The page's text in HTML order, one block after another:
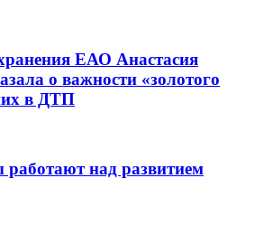
ЕАО Анастасия
о важности «золотого
в ДТП
над развитием